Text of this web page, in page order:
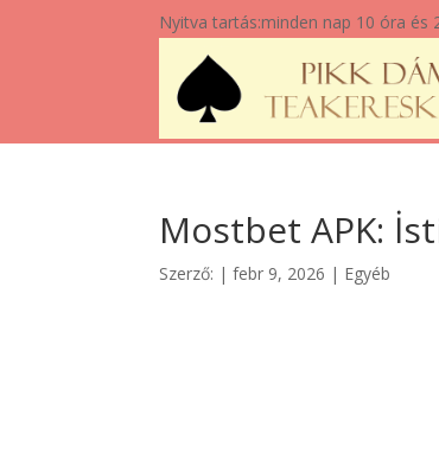
Nyitva tartás:minden nap 10 óra és
Mostbet APK:
Szerző: |febr 9, 2026 | Egyéb